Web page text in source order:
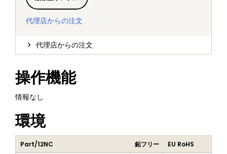
代理店からの注文
代理店からの注文
操作機能
情報なし
環境
Part/12NC 鉛フリー
EU RoHS